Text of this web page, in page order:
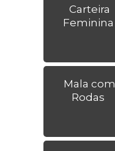
Carteira
Feminina
Mala com
Rodas